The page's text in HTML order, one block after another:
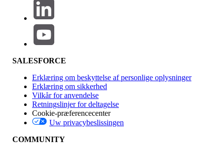
Funktionspåvirkning
Version
SALESFORCE
Erklæring om beskyttelse af personlige oplysninger
Erklæring om sikkerhed
Vilkår for anvendelse
Retningslinjer for deltagelse
Cookie-præferencecenter
Uw privacybeslissingen
COMMUNITY